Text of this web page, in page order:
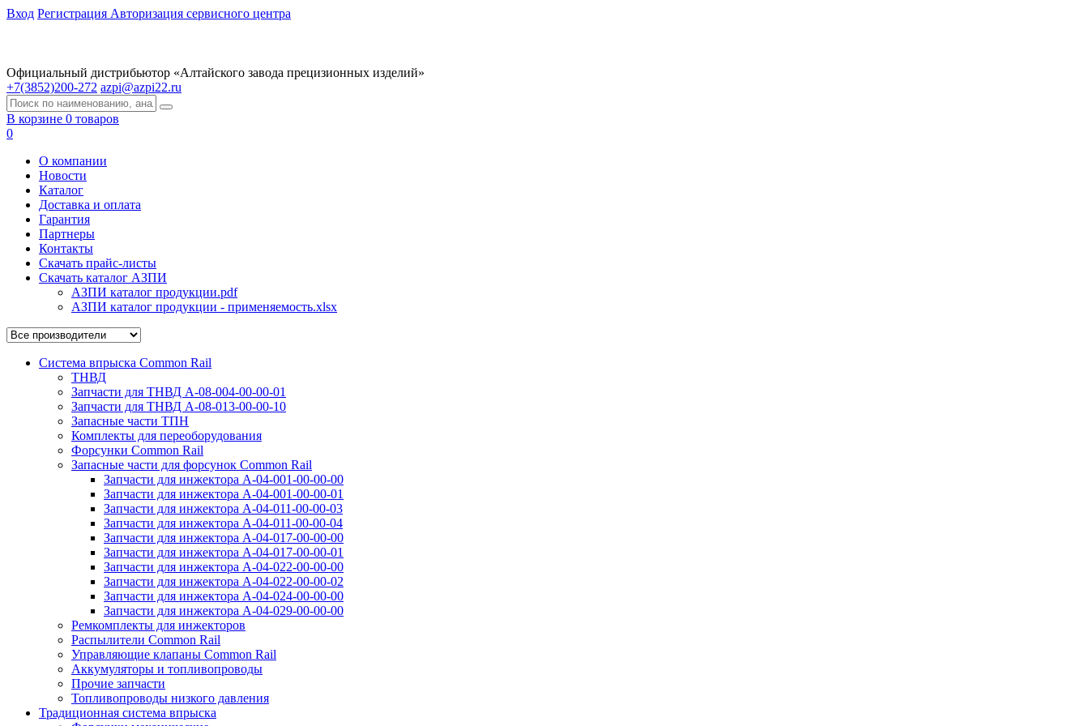
Вход Регистрация Авторизация сервисного центра
Официальный дистрибьютор «Алтайского завода прецизионных изделий»
+7(3852)200-272 azpi@azpi22.ru
В корзине 0 товаров
0
О компании
Новости
Каталог
Доставка и оплата
Гарантия
Партнеры
Контакты
Скачать прайс-листы
Скачать каталог АЗПИ
АЗПИ каталог продукции.pdf
АЗПИ каталог продукции - применяемость.xlsx
Система впрыска Common Rail
ТНВД
Запчасти для ТНВД А-08-⁠004-00-00-01
Запчасти для ТНВД А-08-⁠013-00-00-10
Запасные части ТПН
Комплекты для переоборудования
Форсунки Common Rail
Запасные части для форсунок Common Rail
Запчасти для инжектора А-04-001-00-00-00
Запчасти для инжектора А-04-001-00-00-01
Запчасти для инжектора А-04-011-00-00-03
Запчасти для инжектора А-04-011-00-00-04
Запчасти для инжектора А-04-017-00-00-00
Запчасти для инжектора А-04-017-00-00-01
Запчасти для инжектора А-04-022-00-00-00
Запчасти для инжектора А-04-022-00-00-02
Запчасти для инжектора А-04-024-00-00-00
Запчасти для инжектора А-04-029-00-00-00
Ремкомплекты для инжекторов
Распылители Common Rail
Управляющие клапаны Common Rail
Аккумуляторы и топливопроводы
Прочие запчасти
Топливопроводы низкого давления
Традиционная система впрыска